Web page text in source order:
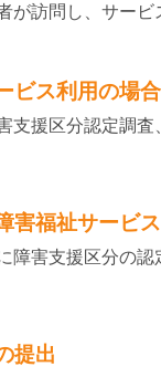
が訪問し、サー
ビス利用の場合
支援区分認定調
害福祉サービス
障害支援区分の認
提出